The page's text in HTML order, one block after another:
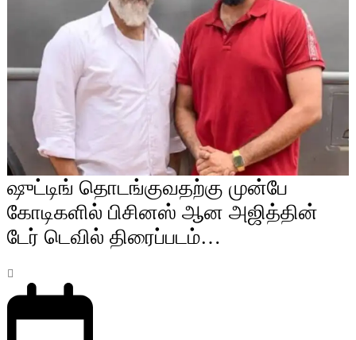
ஷுட்டிங் தொடங்குவதற்கு முன்பே
கோடிகளில் பிசினஸ் ஆன அஜித்தின்
டேர் டெவில் திரைப்படம்…